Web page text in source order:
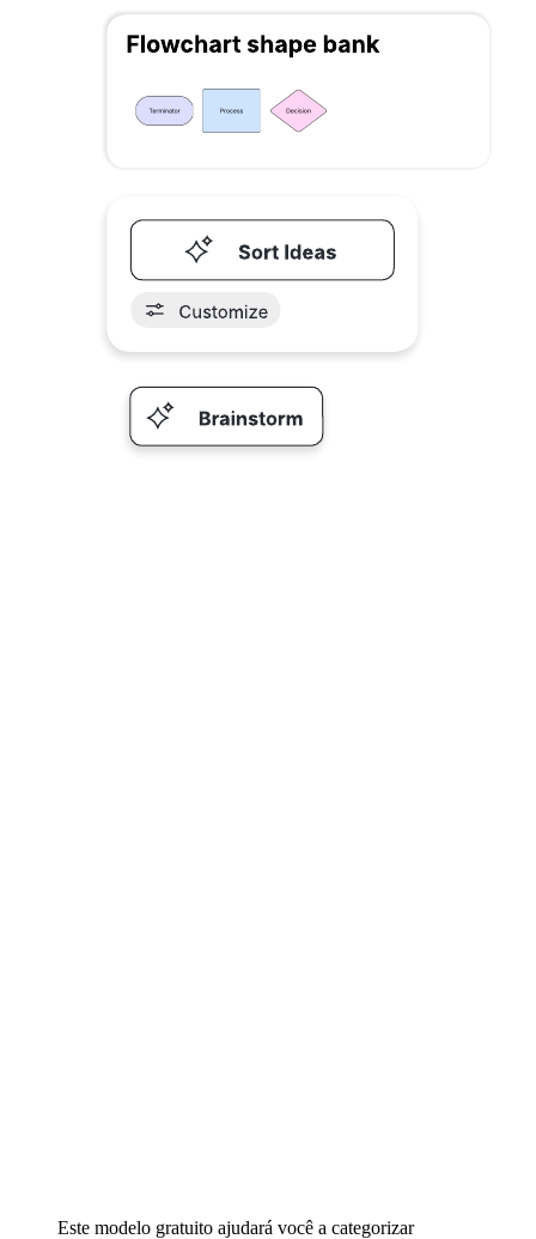
Este modelo gratuito ajudará você a categorizar